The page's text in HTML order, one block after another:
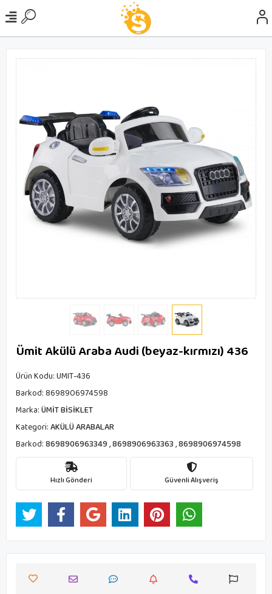
Ümit Akülü Araba Audi (beyaz-kırmızı) 436
Ürün Kodu:UMIT-436
Barkod:8698906974598
Marka:ÜMİT BİSİKLET
Kategori:AKÜLÜ ARABALAR
Barkod:8698906963349,8698906963363,8698906974598
Hızlı Gönderi Güvenli Alışveriş